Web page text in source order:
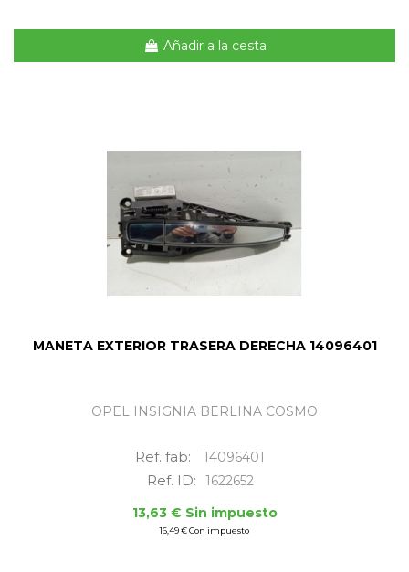
Añadir a la cesta
MANETA EXTERIOR TRASERA DERECHA 14096401
OPEL INSIGNIA BERLINA COSMO
Ref. fab: 14096401
Ref. ID:
1622652
13,63 € Sin impuesto
16,49 € Con impuesto